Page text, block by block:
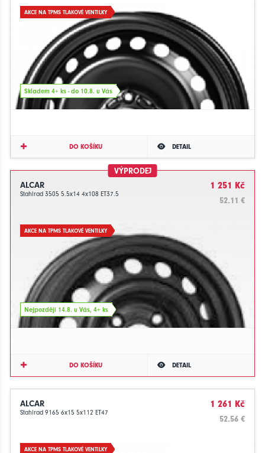
AKCE NA TPMS TLAKOVÉ VENTILKY
Skladem 4+ ks - do 10.8. u Vás
DO KOŠÍKU DETAIL
VÝPRODEJ
ALCAR
Stahlrad 3505 5.5x14 4x108 ET37.5
1 251 Kč
52.11 €
AKCE NA TPMS TLAKOVÉ VENTILKY
Nejpozději 14.8. u Vás, 4+ ks
DO KOŠÍKU DETAIL
ALCAR
Stahlrad 9165 6x15 5x112 ET47
1 261 Kč
52.56 €
AKCE NA TPMS TLAKOVÉ VENTILKY